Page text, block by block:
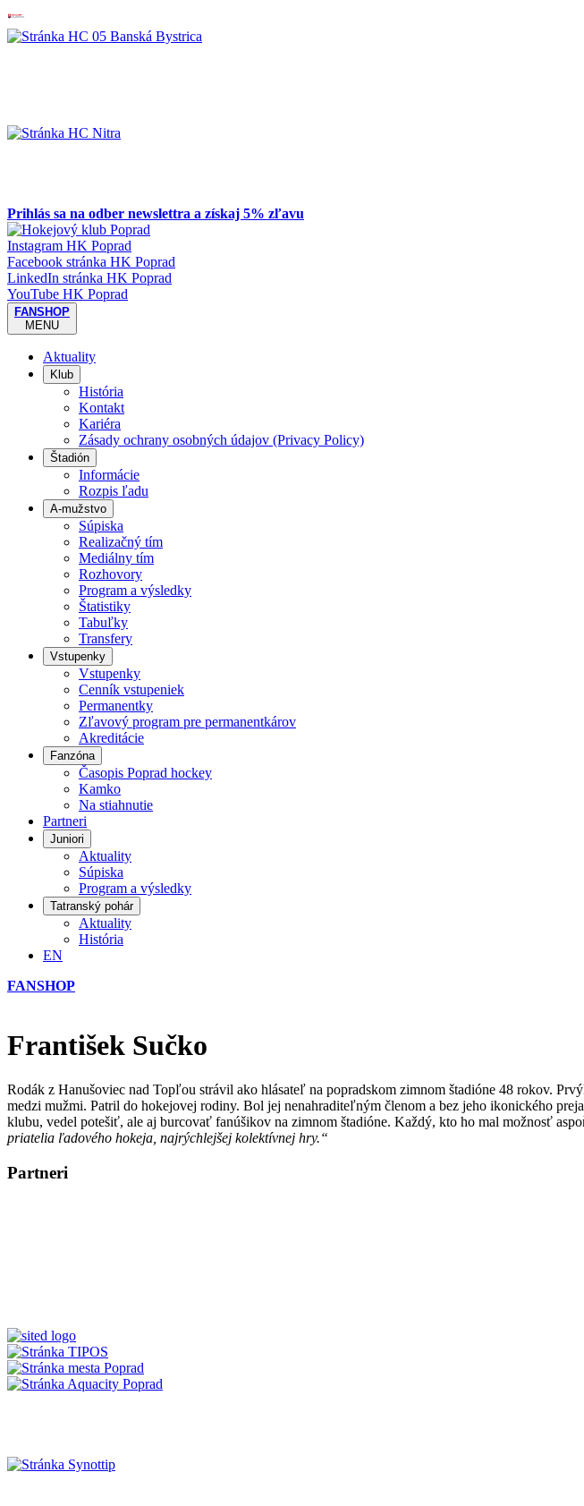
Prihlás sa na odber newslettra a získaj 5% zľavu
Instagram HK Poprad
Facebook stránka HK Poprad
LinkedIn stránka HK Poprad
YouTube HK Poprad
FANSHOP
MENU
Aktuality
Klub
História
Kontakt
Kariéra
Zásady ochrany osobných údajov (Privacy Policy)
Štadión
Informácie
Rozpis ľadu
A-mužstvo
Súpiska
Realizačný tím
Mediálny tím
Rozhovory
Program a výsledky
Štatistiky
Tabuľky
Transfery
Vstupenky
Vstupenky
Cenník vstupeniek
Permanentky
Zľavový program pre permanentkárov
Akreditácie
Fanzóna
Časopis Poprad hockey
Kamko
Na stiahnutie
Partneri
Juniori
Aktuality
Súpiska
Program a výsledky
Tatranský pohár
Aktuality
História
EN
FANSHOP
František Sučko
Rodák z Hanušoviec nad Topľou strávil ako hlásateľ na popradskom zimnom štadióne 48 rokov.
medzi mužmi. Patril do hokejovej rodiny. Bol jej nenahraditeľným členom a bez jeho ikonického
klubu, vedel potešiť, ale aj burcovať fanúšikov na zimnom štadióne. Každý, kto ho mal možnosť
priatelia ľadového hokeja, najrýchlejšej kolektívnej hry.“
Partneri